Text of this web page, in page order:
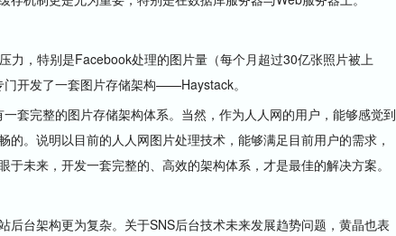
，特别是Facebook处理的图片量（每个月超过30亿张照片被上
开发了一套图片存储架构——Haystack。
完整的图片存储架构体系。当然，作为人人网的用户，能够感觉到
的。说明以目前的人人网图片处理技术，能够满足目前用户的需求，
于未来，开发一套完整的、高效的架构体系，才是最佳的解决方案。
台架构更为复杂。关于SNS后台技术未来发展趋势问题，黄晶也表